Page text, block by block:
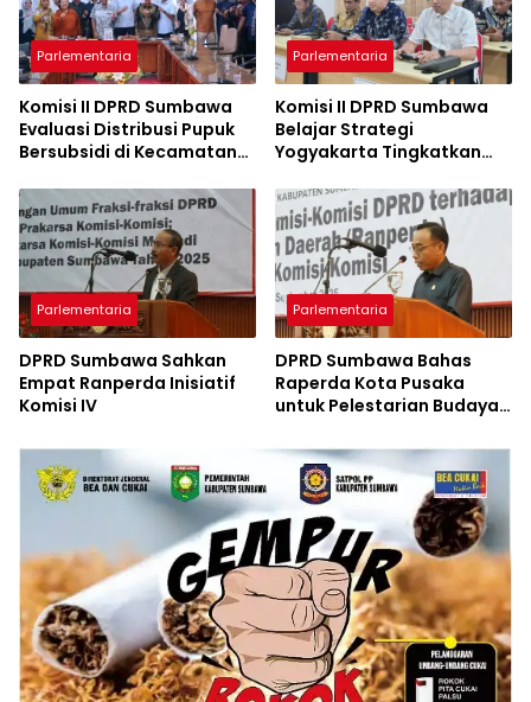
Parlementaria
Komisi II DPRD Sumbawa
Evaluasi Distribusi Pupuk
Bersubsidi di Kecamatan
Parlementaria
Komisi II DPRD Sumbawa
Belajar Strategi
Yogyakarta Tingkatkan
Parlementaria
DPRD Sumbawa Sahkan
Empat Ranperda Inisiatif
Komisi IV
Parlementaria
DPRD Sumbawa Bahas
Raperda Kota Pusaka
untuk Pelestarian Budaya